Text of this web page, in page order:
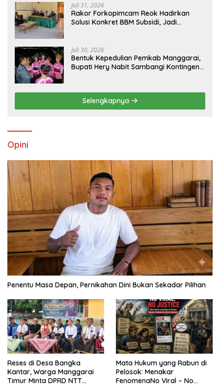
Juli 31, 2026
Rakor Forkopimcam Reok Hadirkan
Solusi Konkret BBM Subsidi, Jadi
Juli 30, 2026
Bentuk Kepedulian Pemkab Manggarai,
Bupati Hery Nabit Sambangi Kontingen
Selengkapnya
Opini
Penentu Masa Depan, Pernikahan Dini Bukan Sekadar Pilihan
Reses di Desa Bangka
Kantar, Warga Manggarai
Timur Minta DPRD NTT
Mata Hukum yang Rabun di
Pelosok: Menakar
FenomenaNo Viral – No